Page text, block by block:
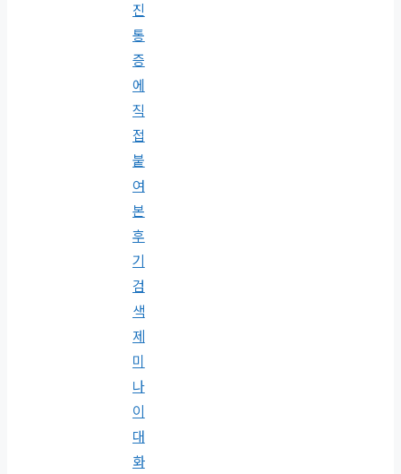
진
통
증
에
직
접
붙
여
본
후
기
검
색
제
미
나
이
대
화